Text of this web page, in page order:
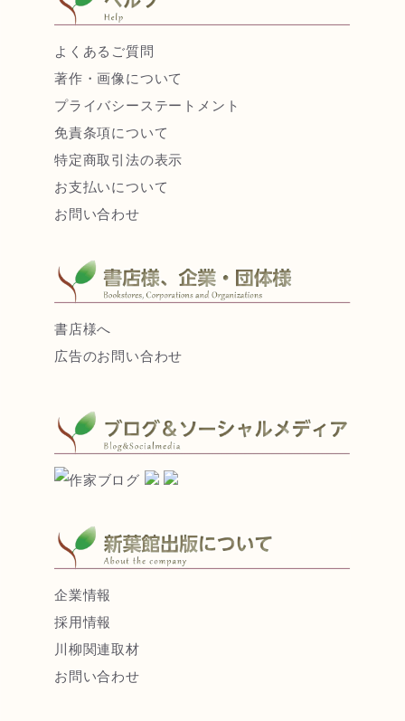
よくあるご質問
著作・画像について
プライバシーステートメント
免責条項について
特定商取引法の表示
お支払いについて
お問い合わせ
書店様へ
広告のお問い合わせ
企業情報
採用情報
川柳関連取材
お問い合わせ